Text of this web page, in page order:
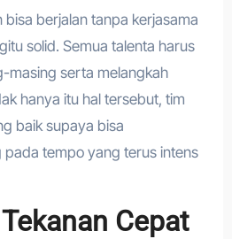
bisa berjalan tanpa kerjasama
solid. Semua talenta harus
masing serta melangkah
hanya itu hal tersebut, tim
baik supaya bisa
pada tempo yang terus intens
Cepat